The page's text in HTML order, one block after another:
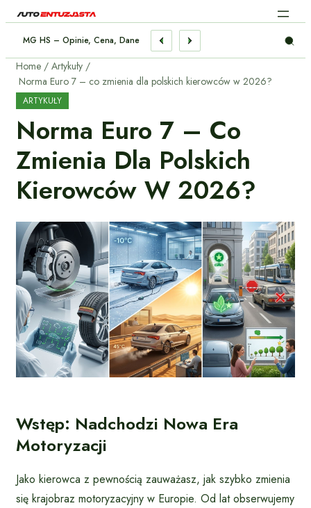
Chłodzenia Silnika – Praktyczny Poradnik
Home
Artykuły
Norma Euro 7 – co zmienia dla polskich kierowców w 2026?
ARTYKUŁY
Norma Euro 7 – Co
Zmienia Dla Polskich
Kierowców W 2026?
Wstęp: Nadchodzi Nowa Era
Motoryzacji
Jako kierowca z pewnością zauważasz, jak szybko zmienia
się krajobraz motoryzacyjny w Europie. Od lat obserwujemy